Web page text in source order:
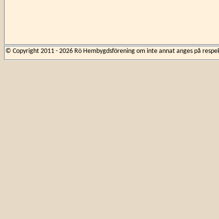
© Copyright 2011 - 2026 Rö Hembygdsförening om inte annat anges på